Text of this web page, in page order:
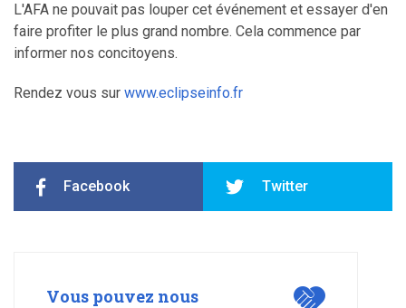
L'AFA ne pouvait pas louper cet événement et essayer d'en
faire profiter le plus grand nombre. Cela commence par
informer nos concitoyens.
Rendez vous sur www.eclipseinfo.fr
Facebook Twitter
Vous pouvez nous